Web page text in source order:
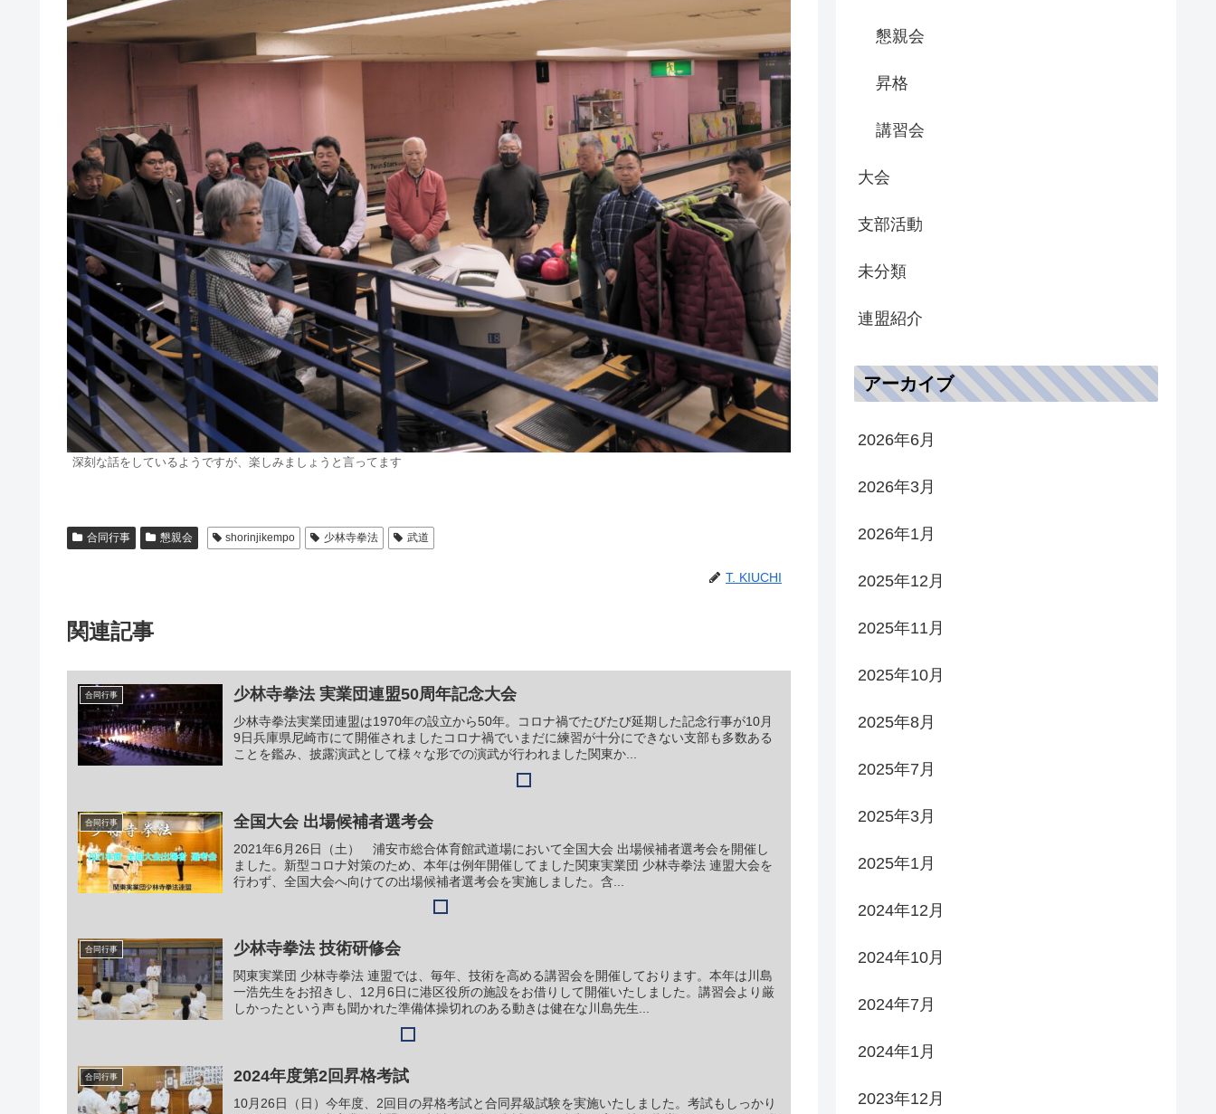
深刻な話をしているようですが、楽しみましょうと言ってます
合同行事 懇親会 shorinjikempo 少林寺拳法 武道
T. KIUCHI
関連記事
合同行事 少林寺拳法 実業団連盟50周年記念大会
少林寺拳法実業団連盟は1970年の設立から50年。コロナ禍でたびたび延期した記念行事が10月
9日兵庫県尼崎市にて開催されましたコロナ禍でいまだに練習が十分にできない支部も多数ある
ことを鑑み、披露演武として様々な形での演武が行われました関東か...
合同行事 全国大会 出場候補者選考会
2021年6月26日（土） 浦安市総合体育館武道場において全国大会 出場候補者選考会を開催し
ました。新型コロナ対策のため、本年は例年開催してました関東実業団 少林寺拳法 連盟大会を
行わず、全国大会へ向けての出場候補者選考会を実施しました。含...
合同行事 少林寺拳法 技術研修会
関東実業団 少林寺拳法 連盟では、毎年、技術を高める講習会を開催しております。本年は川島
一浩先生をお招きし、12月6日に港区役所の施設をお借りして開催いたしました。講習会より厳
しかったという声も聞かれた準備体操切れのある動きは健在な川島先生...
合同行事 2024年度第2回昇格考試
10月26日（日）今年度、2回目の昇格考試と合同昇級試験を実施いたしました。考試もしっかり
懇親会
昇格
講習会
大会
支部活動
未分類
連盟紹介
アーカイブ
2026年6月
2026年3月
2026年1月
2025年12月
2025年11月
2025年10月
2025年8月
2025年7月
2025年3月
2025年1月
2024年12月
2024年10月
2024年7月
2024年1月
2023年12月